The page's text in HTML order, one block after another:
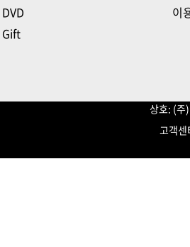
DVD
Gift
이
상호: (
고객